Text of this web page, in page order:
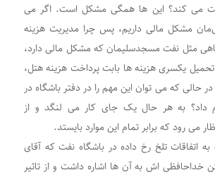
می کند؟ این ها همگی مشکل است. اگر می
مشکل مالی داریم، پس چرا مدیریت هزینه
مثل نفت مسجدسلیمان که مشکل مالی دارد،
تحمیل یکسری هزینه ها بابت پرداخت هزینه هتل،
حالی که می توان این مهم را در دفتر باشگاه در
داد؟ به هر حال یک جای کار می لنگد و از
می رود که برابر تمام این موارد بایستد.
اتفاقات تلخ رخ داده در باشگاه نفت که آقای
خداحافظی اش به آن ها اشاره داشت و از تاثیر